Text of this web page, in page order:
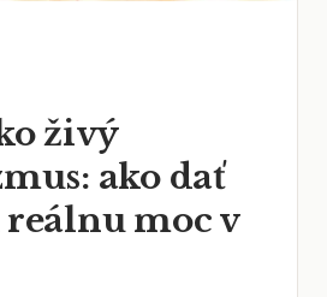
živý
ako dať
moc v